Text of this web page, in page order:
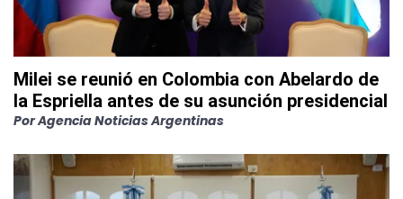
Milei se reunió en Colombia con Abelardo de
la Espriella antes de su asunción presidencial
PorAgencia Noticias Argentinas